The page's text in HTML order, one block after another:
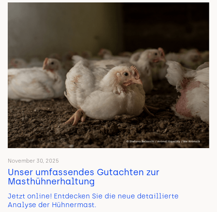
November 30, 2025
Unser umfassendes Gutachten zur
Masthühnerhaltung
Jetzt online! Entdecken Sie die neue detaillierte
Analyse der Hühnermast.